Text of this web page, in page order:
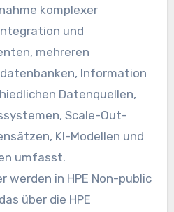
komplexer
und
mehreren
Information
Datenquellen,
Scale-Out-
KI-Modellen und
umfasst.
werden in HPE Non-public
über die HPE